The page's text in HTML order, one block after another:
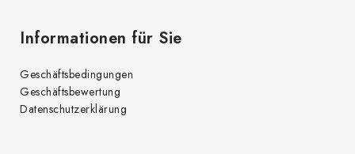
Informationen für Sie
Geschäftsbedingungen
Geschäftsbewertung
Datenschutzerklärung